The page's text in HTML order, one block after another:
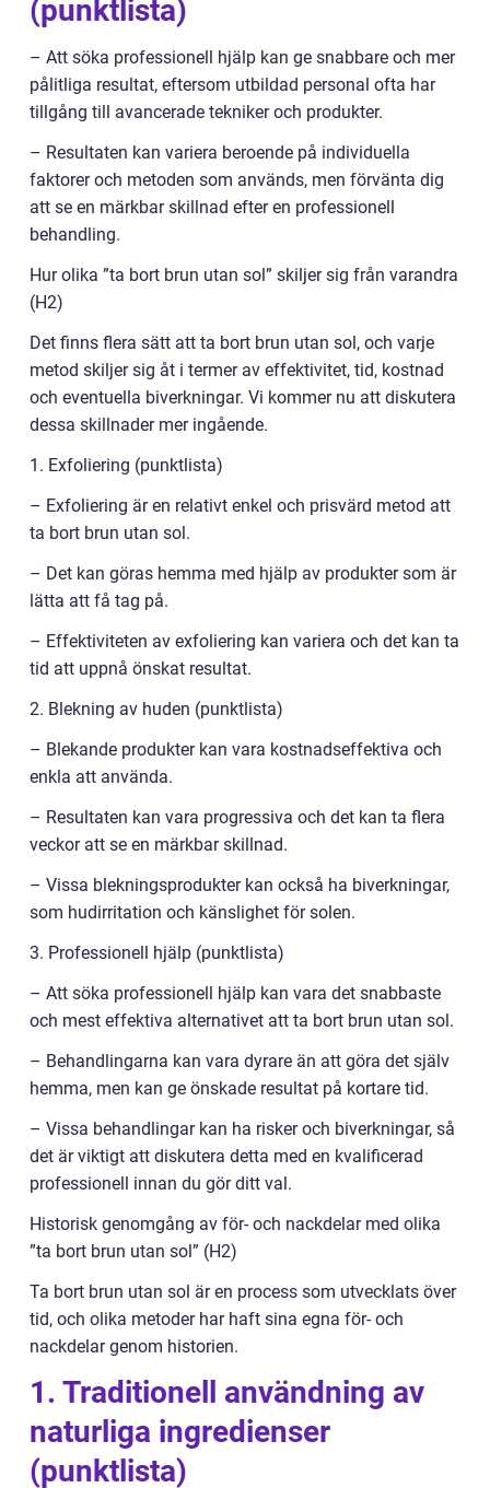
(punktlista)
– Att söka professionell hjälp kan ge snabbare och mer
pålitliga resultat, eftersom utbildad personal ofta har
tillgång till avancerade tekniker och produkter.
– Resultaten kan variera beroende på individuella
faktorer och metoden som används, men förvänta dig
att se en märkbar skillnad efter en professionell
behandling.
Hur olika ”ta bort brun utan sol” skiljer sig från varandra
(H2)
Det finns flera sätt att ta bort brun utan sol, och varje
metod skiljer sig åt i termer av effektivitet, tid, kostnad
och eventuella biverkningar. Vi kommer nu att diskutera
dessa skillnader mer ingående.
1. Exfoliering (punktlista)
– Exfoliering är en relativt enkel och prisvärd metod att
ta bort brun utan sol.
– Det kan göras hemma med hjälp av produkter som är
lätta att få tag på.
– Effektiviteten av exfoliering kan variera och det kan ta
tid att uppnå önskat resultat.
2. Blekning av huden (punktlista)
– Blekande produkter kan vara kostnadseffektiva och
enkla att använda.
– Resultaten kan vara progressiva och det kan ta flera
veckor att se en märkbar skillnad.
– Vissa blekningsprodukter kan också ha biverkningar,
som hudirritation och känslighet för solen.
3. Professionell hjälp (punktlista)
– Att söka professionell hjälp kan vara det snabbaste
och mest effektiva alternativet att ta bort brun utan sol.
– Behandlingarna kan vara dyrare än att göra det själv
hemma, men kan ge önskade resultat på kortare tid.
– Vissa behandlingar kan ha risker och biverkningar, så
det är viktigt att diskutera detta med en kvalificerad
professionell innan du gör ditt val.
Historisk genomgång av för- och nackdelar med olika
”ta bort brun utan sol” (H2)
Ta bort brun utan sol är en process som utvecklats över
tid, och olika metoder har haft sina egna för- och
nackdelar genom historien.
1. Traditionell användning av
naturliga ingredienser
(punktlista)